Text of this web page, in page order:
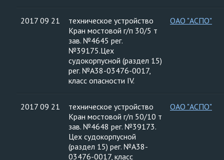
2017 09 21
техническое устройство
Кран мостовой г/п 30/5 т
зав. №4645 рег.
№39175.Цех
судокорпусной (раздел 15)
рег. №А38-03476-0017,
класс опасности IV.
ОАО "АСПО"
2017 09 21
техническое устройство
Кран мостовой г/п 50/10 т
зав. №4648 рег. №39173.
Цех судокорпусной
(раздел 15) рег. №А38-
03476-0017, класс
ОАО "АСПО"